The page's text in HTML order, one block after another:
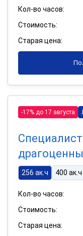
Кол-во часов:
Стоимость:
Старая цена:
-17% до 17 августа
256 ак.ч 400 ак.ч
Кол-во часов:
Стоимость:
Старая цена: